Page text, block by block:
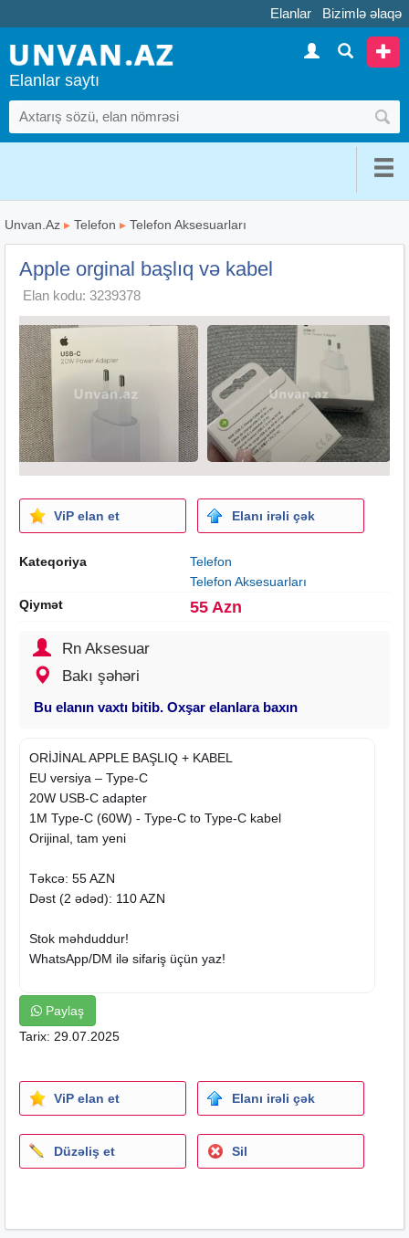
Elanlar Bizimlə əlaqə
Elanlar saytı
Unvan.Az ▸ Telefon ▸ Telefon Aksesuarları
Apple orginal başlıq və kabel
Elan kodu: 3239378
ViP elan et Elanı irəli çək
Kateqoriya
Telefon
Telefon Aksesuarları
Qiymət
55 Azn
Rn Aksesuar
Bakı şəhəri
Bu elanın vaxtı bitib. Oxşar elanlara baxın
ORİJİNAL APPLE BAŞLIQ + KABEL
EU versiya – Type-C
20W USB-C adapter
1M Type-C (60W) - Type-C to Type-C kabel
Orijinal, tam yeni
Təkcə: 55 AZN
Dəst (2 ədəd): 110 AZN
Stok məhduddur!
WhatsApp/DM ilə sifariş üçün yaz!
Keyfiyyətin tək ünvanı RN_AKSESUAR
Paylaş
Tarix: 29.07.2025
ViP elan et Elanı irəli çək
Düzəliş et Sil